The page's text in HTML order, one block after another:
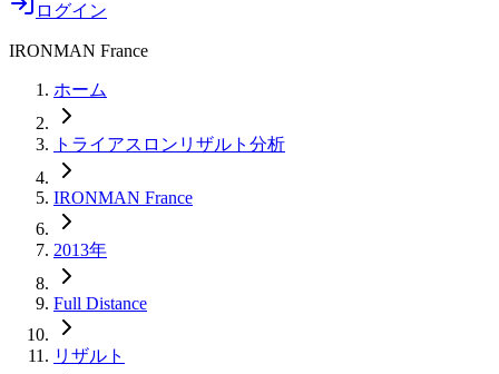
ログイン
IRONMAN France
ホーム
トライアスロンリザルト分析
IRONMAN France
2013年
Full Distance
リザルト